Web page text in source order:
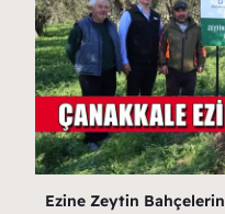
Ezine Zeytin